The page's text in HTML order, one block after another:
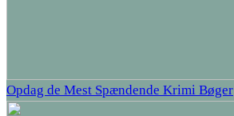
Opdag de Mest Spændende Krimi Bøger